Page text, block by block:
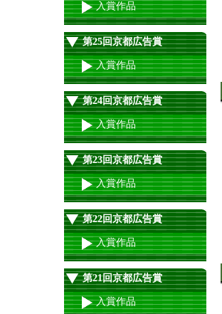
入賞作品
第25回京都広告賞
入賞作品
第24回京都広告賞
入賞作品
第23回京都広告賞
入賞作品
第22回京都広告賞
入賞作品
第21回京都広告賞
入賞作品